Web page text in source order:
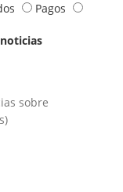
Pagos
sobre